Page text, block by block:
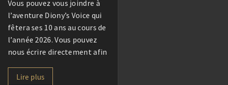
Vous pouvez vous joindre à
l’aventure Diony’s Voice qui
fêtera ses 10 ans au cours de
l’année 2026. Vous pouvez
nous écrire directement afin
prochaines auditions.
Lire plus